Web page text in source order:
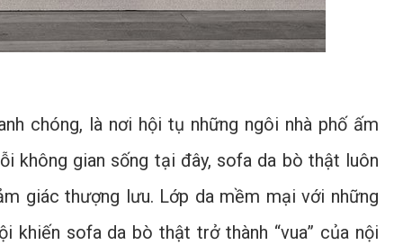
chóng, là nơi hội tụ những ngôi nhà phố ấm
không gian sống tại đây, sofa da bò thật luôn
giác thượng lưu. Lớp da mềm mại với những
sofa da bò thật trở thành “vua” của nội